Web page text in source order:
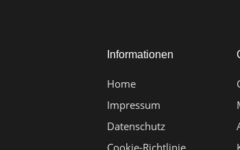
Informationen
Home
Impressum
Datenschutz
Cookie-Richtlinie